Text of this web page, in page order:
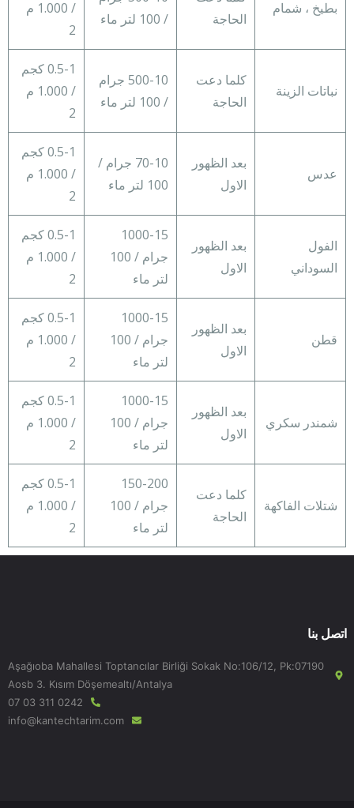
بطيخ ، شمام
الحاجة
/ 100 لتر ماء
/ 1.000 م
2
نباتات الزينة
كلما دعت
الحاجة
500-10 جرام
/ 100 لتر ماء
0.5-1 كجم
/ 1.000 م
2
عدس
بعد الظهور
الاول
70-10 جرام /
100 لتر ماء
0.5-1 كجم
/ 1.000 م
2
الفول
السوداني
بعد الظهور
الاول
1000-15
جرام / 100
لتر ماء
0.5-1 كجم
/ 1.000 م
2
قطن
بعد الظهور
الاول
1000-15
جرام / 100
لتر ماء
0.5-1 كجم
/ 1.000 م
2
شمندر سكري
بعد الظهور
الاول
1000-15
جرام / 100
لتر ماء
0.5-1 كجم
/ 1.000 م
2
شتلات الفاكهة
كلما دعت
الحاجة
150-200
جرام / 100
لتر ماء
0.5-1 كجم
/ 1.000 م
2
اتصل بنا
Aşağıoba Mahallesi Toptancılar Birliği Sokak No:106/12, Pk:07190
Aosb 3. Kısım Döşemealtı/Antalya
0242 311 03 07
info@kantechtarim.com